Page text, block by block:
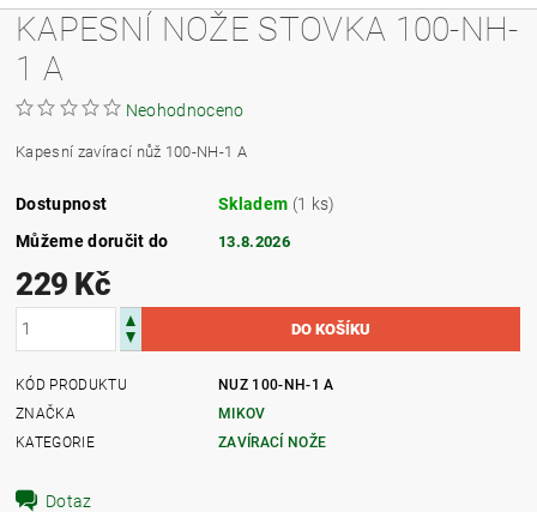
KAPESNÍ NOŽE STOVKA 100-NH-
1 A
Neohodnoceno
Kapesní zavírací nůž 100-NH-1 A
Dostupnost Skladem (1 ks)
Můžeme doručit do
13.8.2026
229 Kč
KÓD PRODUKTU
NUZ 100-NH-1 A
ZNAČKA
MIKOV
KATEGORIE
ZAVÍRACÍ NOŽE
Dotaz